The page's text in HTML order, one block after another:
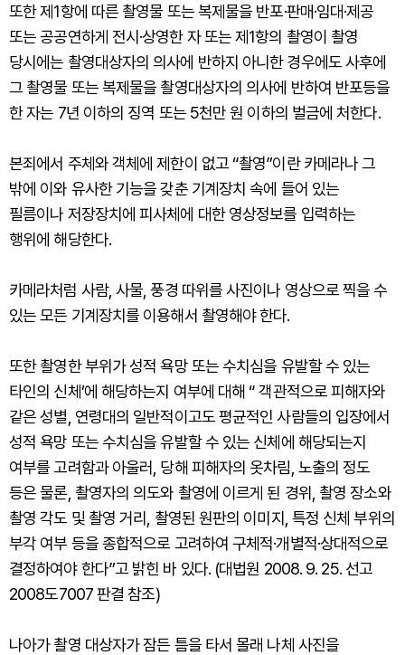
또한 제1항에 따른 촬영물 또는 복제물을 반포·판매·임대·제공
또는 공공연하게 전시·상영한 자 또는 제1항의 촬영이 촬영
당시에는 촬영대상자의 의사에 반하지 아니한 경우에도 사후에
그 촬영물 또는 복제물을 촬영대상자의 의사에 반하여 반포등을
한 자는 7년 이하의 징역 또는 5천만 원 이하의 벌금에 처한다.
본죄에서 주체와 객체에 제한이 없고 “촬영”이란 카메라나 그
밖에 이와 유사한 기능을 갖춘 기계장치 속에 들어 있는
필름이나 저장장치에 피사체에 대한 영상정보를 입력하는
행위에 해당한다.
카메라처럼 사람, 사물, 풍경 따위를 사진이나 영상으로 찍을 수
있는 모든 기계장치를 이용해서 촬영해야 한다.
또한 촬영한 부위가 성적 욕망 또는 수치심을 유발할 수 있는
타인의 신체’에 해당하는지 여부에 대해 “ 객관적으로 피해자와
같은 성별, 연령대의 일반적이고도 평균적인 사람들의 입장에서
성적 욕망 또는 수치심을 유발할 수 있는 신체에 해당되는지
여부를 고려함과 아울러, 당해 피해자의 옷차림, 노출의 정도
등은 물론, 촬영자의 의도와 촬영에 이르게 된 경위, 촬영 장소와
촬영 각도 및 촬영 거리, 촬영된 원판의 이미지, 특정 신체 부위의
부각 여부 등을 종합적으로 고려하여 구체적·개별적·상대적으로
결정하여야 한다”고 밝힌 바 있다. (대법원 2008. 9. 25. 선고
2008도7007 판결 참조)
나아가 촬영 대상자가 잠든 틈을 타서 몰래 나체 사진을